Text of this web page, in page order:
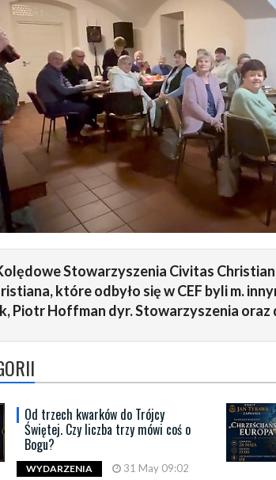
Stowarzyszenia Civitas
które odbyło się w CEF byli m.
Piotr Hoffman dyr. Stowarzyszenia oraz
Od trzech kwarków do Trójcy
Świętej. Czy liczba trzy mówi coś o
Bogu?
WYDARZENIA 31 May 09:02